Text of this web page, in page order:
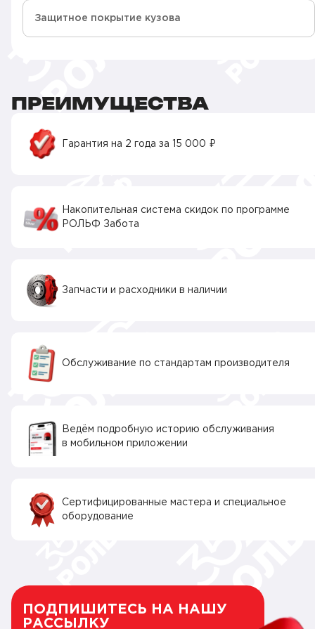
Защитное покрытие кузова
ПРЕИМУЩЕСТВА
Гарантия на 2 года за 15 000 ₽
Накопительная система скидок по программе
РОЛЬФ Забота
Запчасти и расходники в наличии
Обслуживание по стандартам производителя
Ведём подробную историю обслуживания
в мобильном приложении
Сертифицированные мастера и специальное
оборудование
ПОДПИШИТЕСЬ НА НАШУ
РАССЫЛКУ